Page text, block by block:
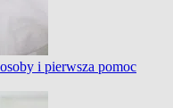
i pierwsza pomoc